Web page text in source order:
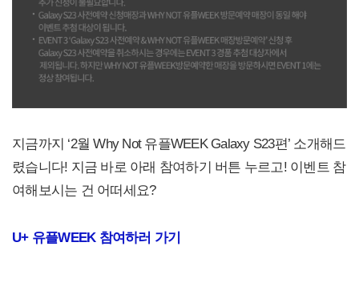
지금까지 ‘2월 Why Not 유플WEEK Galaxy S23편’ 소개해드
렸습니다! 지금 바로 아래 참여하기 버튼 누르고! 이벤트 참
여해보시는 건 어떠세요?
U+ 유플WEEK 참여하러 가기